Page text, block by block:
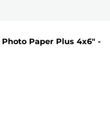
Photo Paper Plus 4x6" -